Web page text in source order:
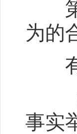
第
为的
有
（
事实